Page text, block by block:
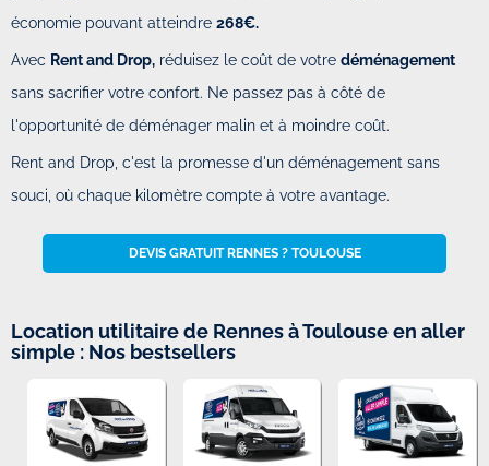
économie pouvant atteindre 268€.
Avec Rent and Drop, réduisez le coût de votre déménagement
sans sacrifier votre confort. Ne passez pas à côté de
l'opportunité de déménager malin et à moindre coût.
Rent and Drop, c'est la promesse d'un déménagement sans
souci, où chaque kilomètre compte à votre avantage.
DEVIS GRATUIT RENNES ? TOULOUSE
Location utilitaire de Rennes à Toulouse en aller
simple : Nos bestsellers